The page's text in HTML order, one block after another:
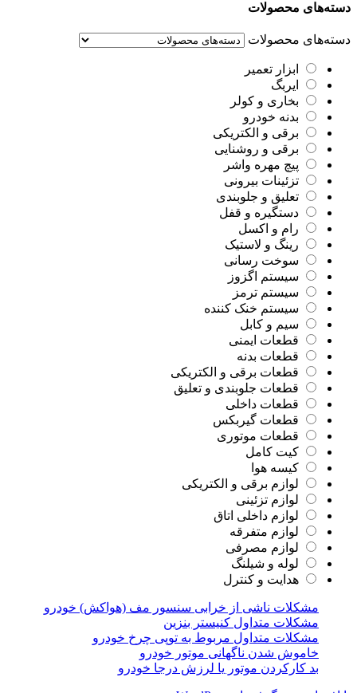
دسته‌های محصولات
دسته‌های محصولات
ابزار تعمیر
ایربگ
بخاری و کولر
بدنه خودرو
برقی و الکتریکی
برقی و روشنایی
پیچ مهره واشر
تزئینات بیرونی
تعلیق و جلوبندی
دستگیره و قفل
رام و اکسل
رینگ و لاستیک
سوخت رسانی
سیستم اگزوز
سیستم ترمز
سیستم خنک کننده
سیم و کابل
قطعات ایمنی
قطعات بدنه
قطعات برقی و الکتریکی
قطعات جلوبندی و تعلیق
قطعات داخلی
قطعات گیربکس
قطعات موتوری
کیت کامل
کیسه هوا
لوازم برقی و الکتریکی
لوازم تزئینی
لوازم داخلی اتاق
لوازم متفرقه
لوازم مصرفی
لوله و شیلنگ
هدایت و کنترل
مشکلات ناشی از خرابی سنسور مف (هواکش) خودرو
مشکلات متداول کنیستر بنزین
مشکلات متداول مربوط به توپی چرخ خودرو
خاموش شدن ناگهانی موتور خودرو
بد کارکردن موتور یا لرزش درجا خودرو